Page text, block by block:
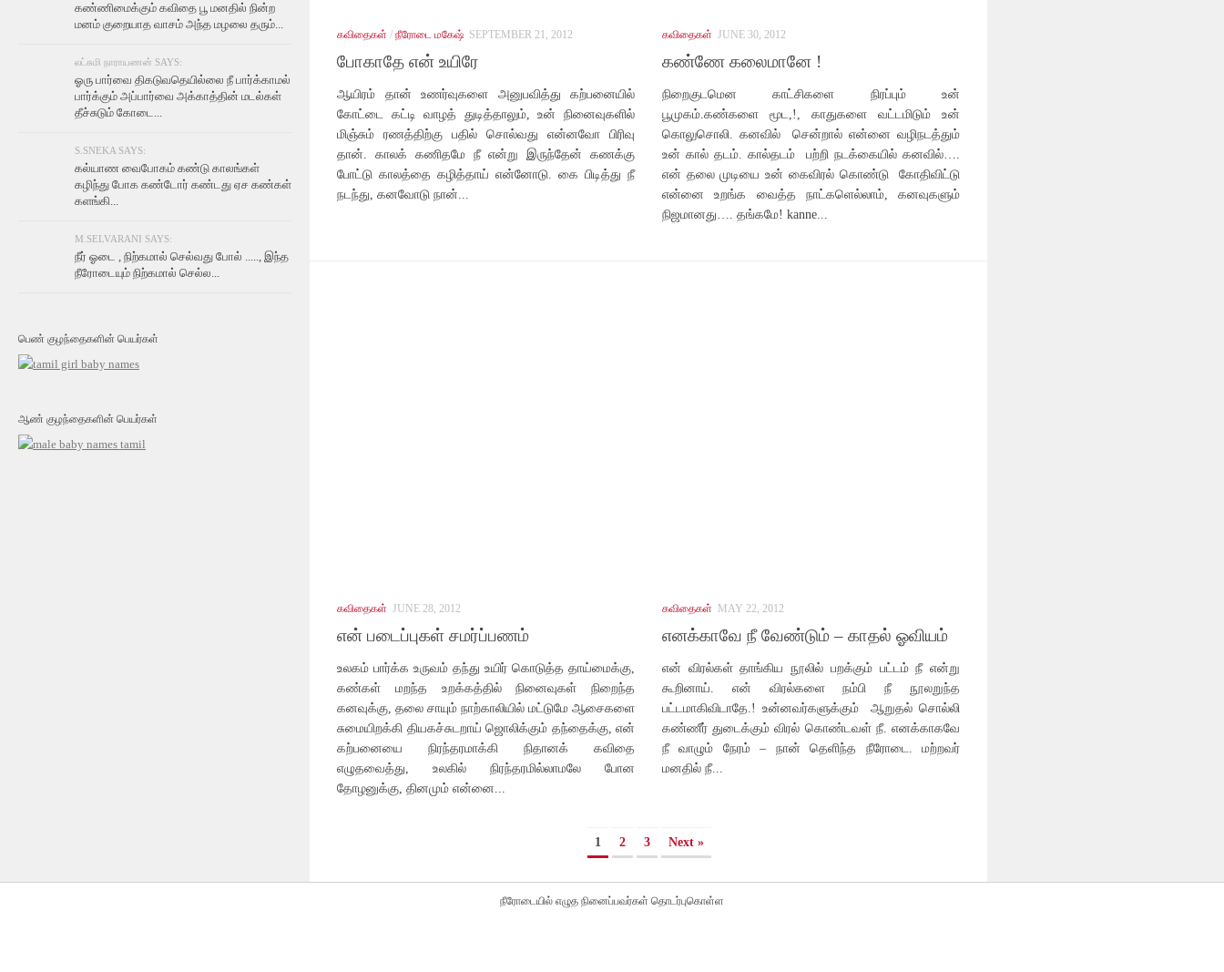
கவிதைகள் / நீரோடை மகேஷ் SEPTEMBER 21, 2012
போகாதே என் உயிரே
ஆயிரம் தான் உணர்வுகளை அனுபவித்து கற்பனையில்
கோட்டை கட்டி வாழத் துடித்தாலும், உன் நினைவுகளில்
மிஞ்சும் ரணத்திற்கு பதில் சொல்வது என்னவோ பிரிவு
தான். காலக் கணிதமே நீ என்று இருந்தேன் கணக்கு
போட்டு காலத்தை கழித்தாய் என்னோடு. கை பிடித்து நீ
நடந்து, கனவோடு நான்...
கவிதைகள் JUNE 30, 2012
கண்ணே கலைமானே !
நிறைகுடமென காட்சிகளை நிரப்பும் உன்
பூமுகம்.கண்களை மூட,!, காதுகளை வட்டமிடும் உன்
கொலுசொலி. கனவில் சென்றால் என்னை வழிநடத்தும்
உன் கால் தடம். கால்தடம் பற்றி நடக்கையில் கனவில்….
என் தலை முடியை உன் கைவிரல் கொண்டு கோதிவிட்டு
என்னை உறங்க வைத்த நாட்களெல்லாம், கனவுகளும்
நிஜமானது…. தங்கமே! kanne...
கவிதைகள் JUNE 28, 2012
என் படைப்புகள் சமர்ப்பணம்
உலகம் பார்க்க உருவம் தந்து உயிர் கொடுத்த தாய்மைக்கு,
கண்கள் மறந்த உறக்கத்தில் நினைவுகள் நிறைந்த
கனவுக்கு, தலை சாயும் நாற்காலியில் மட்டுமே ஆசைகளை
சுமையிறக்கி தியகச்சுடறாய் ஜொலிக்கும் தந்தைக்கு, என்
கற்பனையை நிரந்தரமாக்கி நிதானக் கவிதை
எழுதவைத்து, உலகில் நிரந்தரமில்லாமலே போன
தோழனுக்கு, தினமும் என்னை...
கவிதைகள் MAY 22, 2012
எனக்காவே நீ வேண்டும் – காதல் ஓவியம்
என் விரல்கள் தாங்கிய நூலில் பறக்கும் பட்டம் நீ என்று
கூறினாய். என் விரல்களை நம்பி நீ நூலறுந்த
பட்டமாகிவிடாதே.! உன்னவர்களுக்கும் ஆறுதல் சொல்லி
கண்ணீர் துடைக்கும் விரல் கொண்டவள் நீ. எனக்காகவே
நீ வாழும் நேரம் – நான் தெளிந்த நீரோடை. மற்றவர்
மனதில் நீ...
1 2 3 Next »
கண்ணிமைக்கும் கவிதை பூ மனதில் நின்ற
மனம் குறையாத வாசம் அந்த மழலை தரும்...
லட்சுமி நாராயணன் SAYS:
ஓரு பார்வை திகடுவதெயில்லை நீ பார்க்காமல்
பார்க்கும் அப்பார்வை அக்காத்தின் மடல்கள்
தீச்சுடும் கோடை...
S.SNEKA SAYS:
கல்யாண வைபோகம் கண்டு காலங்கள்
கழிந்து போக கண்டோர் கண்டது ஏச கண்கள்
களங்கி...
M.SELVARANI SAYS:
நீர் ஓடை , நிற்கமால் செல்வது போல் ....., இந்த
நீரோடையும் நிற்கமால் செல்ல...
பெண் குழந்தைகளின் பெயர்கள்
ஆண் குழந்தைகளின் பெயர்கள்
நீரோடையில் எழுத நினைப்பவர்கள் தொடர்புகொள்ள